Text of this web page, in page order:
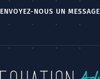
ENVOYEZ-NOUS UN MESSAGE